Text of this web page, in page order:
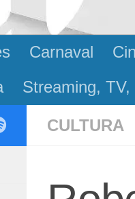
Carnaval
Streaming,
CULTURA